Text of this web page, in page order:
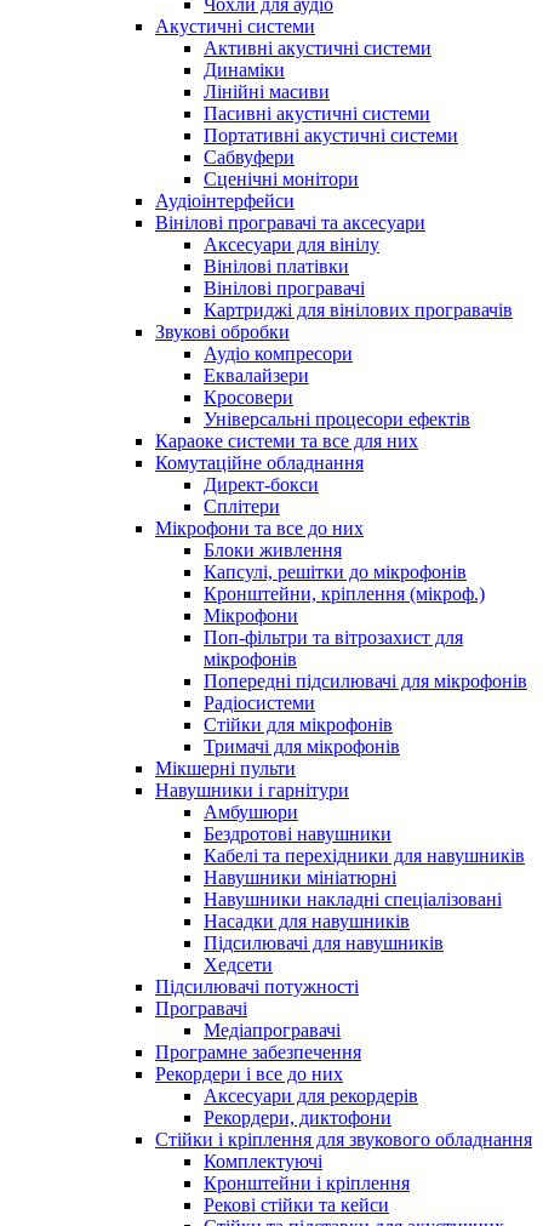
Чохли для аудіо
Акустичні системи
Активні акустичні системи
Динаміки
Лінійні масиви
Пасивні акустичні системи
Портативні акустичні системи
Сабвуфери
Сценічні монітори
Аудіоінтерфейси
Вінілові програвачі та аксесуари
Аксесуари для вінілу
Вінілові платівки
Вінілові програвачі
Картриджі для вінілових програвачів
Звукові обробки
Аудіо компресори
Еквалайзери
Кросовери
Універсальні процесори ефектів
Караоке системи та все для них
Комутаційне обладнання
Директ-бокси
Сплітери
Мікрофони та все до них
Блоки живлення
Капсулі, решітки до мікрофонів
Кронштейни, кріплення (мікроф.)
Мікрофони
Поп-фільтри та вітрозахист для
мікрофонів
Попередні підсилювачі для мікрофонів
Радіосистеми
Стійки для мікрофонів
Тримачі для мікрофонів
Мікшерні пульти
Навушники і гарнітури
Амбушюри
Бездротові навушники
Кабелі та перехідники для навушників
Навушники мініатюрні
Навушники накладні спеціалізовані
Насадки для навушників
Підсилювачі для навушників
Хедсети
Підсилювачі потужності
Програвачі
Медіапрогравачі
Програмне забезпечення
Рекордери і все до них
Аксесуари для рекордерів
Рекордери, диктофони
Стійки і кріплення для звукового обладнання
Комплектуючі
Кронштейни і кріплення
Рекові стійки та кейси